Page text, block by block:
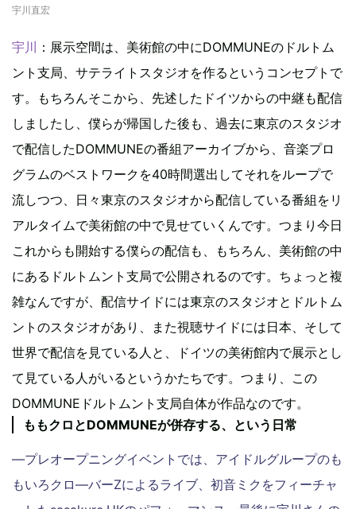
宇川直宏
宇川 ：展示空間は、美術館の中にDOMMUNEのドルトム
ント支局、サテライトスタジオを作るというコンセプトで
す。もちろんそこから、先述したドイツからの中継も配信
しましたし、僕らが帰国した後も、過去に東京のスタジオ
で配信したDOMMUNEの番組アーカイブから、音楽プロ
グラムのベストワークを40時間選出してそれをループで
流しつつ、日々東京のスタジオから配信している番組をリ
アルタイムで美術館の中で見せていくんです。つまり今日
これからも開始する僕らの配信も、もちろん、美術館の中
にあるドルトムント支局で公開されるのです。ちょっと複
雑なんですが、配信サイドには東京のスタジオとドルトム
ントのスタジオがあり、また視聴サイドには日本、そして
世界で配信を見ている人と、ドイツの美術館内で展示とし
て見ている人がいるというかたちです。つまり、この
DOMMUNEドルトムント支局自体が作品なのです。
ももクロとDOMMUNEが併存する、という日常
―プレオープニングイベントでは、アイドルグループのも
もいろクロ―バーZによるライブ、初音ミクをフィーチャ